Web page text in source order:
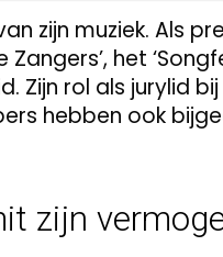
zijn muziek. Als
het
Zijn rol als jurylid
hebben ook
zijn